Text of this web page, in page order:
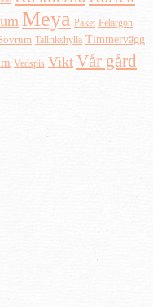
Meya Paket Pelargon
Tallrikshylla Timmervägg
Vedspis Vikt Vår gård